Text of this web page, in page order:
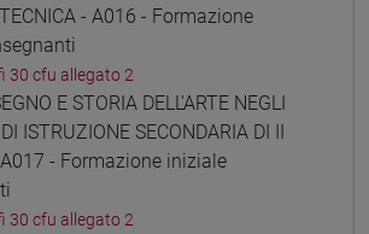
- A016 - Formazione
30 cfu allegato 2
E STORIA DELL'ARTE NEGLI
ISTRUZIONE SECONDARIA DI II
A017 - Formazione iniziale
30 cfu allegato 2